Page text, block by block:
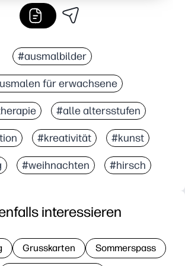
#ausmalbilder
für erwachsene
#alle altersstufen
#kreativität #kunst
#weihnachten #hirsch
interessieren
Grusskarten Sommerspass